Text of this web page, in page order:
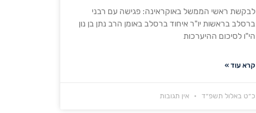
לבקשת ראשי הממשל באוקראינה: פגישה עם רבני
ברסלב בראשות יו"ר איחוד ברסלב באומן הרב נתן בן נון
הי"ו לסיכום ההיערכות
קרא עוד »
כ״ט באלול תשפ״ד אין תגובות